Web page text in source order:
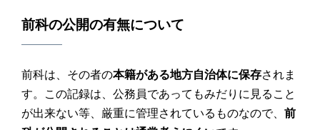
前科の公開の有無について
前科は、その者の本籍がある地方自治体に保存されま
す。この記録は、公務員であってもみだりに見ること
が出来ない等、厳重に管理されているものなので、 前